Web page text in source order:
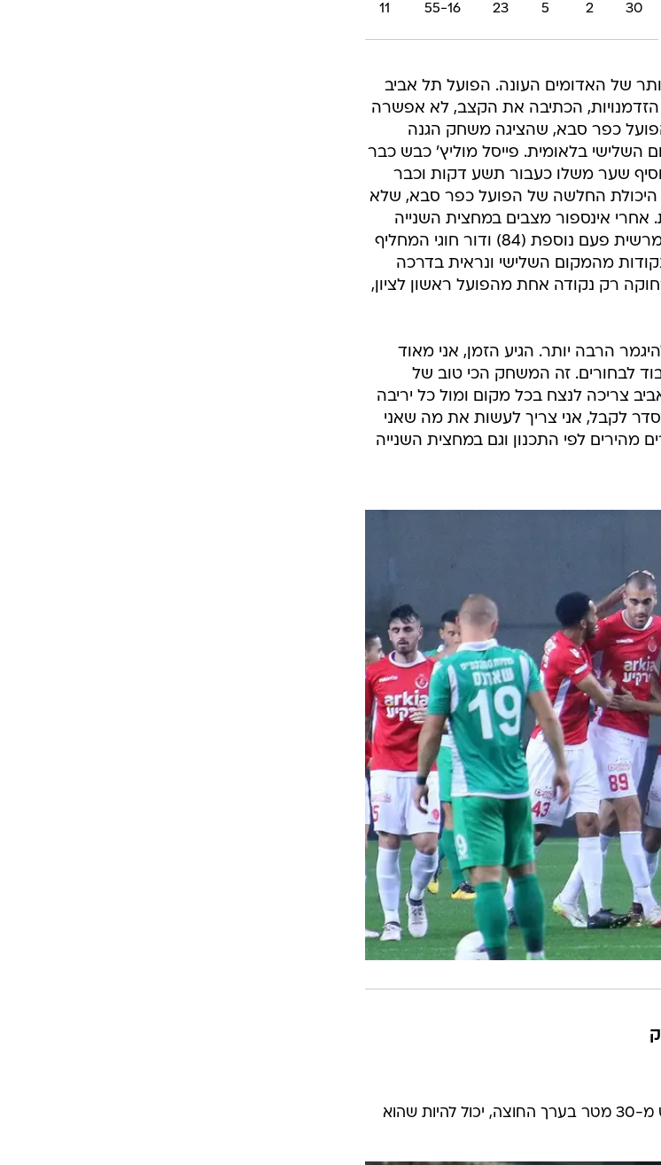
30
9
10
11
35-32
37
28-29
30
6
7
17
55-28
30
2
5
23
55-16
11
של האדומים העונה. הפועל תל אביב
הכתיבה את הקצב, לא אפשרה
בלאומית. פייסל מוליץ' כבש כבר
שער משלו כעבור תשע דקות וכבר
היכולת החלשה של הפועל כפר סבא, שלא
אינספור מצבים במחצית השנייה
מוסיף שער משלו (89). הפועל תל אביב עם פער של 11 נקודות מהמקום השלישי ונראית בדרכה
רק נקודה אחת מהפועל ראשון לציון,
צריכה לנצח בכל מקום ומול כל יריבה
לקבל, אני צריך לעשות את מה שאני
לפי התכנון וגם במחצית השנייה